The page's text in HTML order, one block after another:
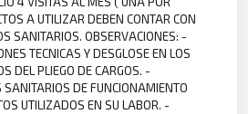
A UTILIZAR DEBEN CONTAR CON
SANITARIOS. OBSERVACIONES: -
TECNICAS Y DESGLOSE EN LOS
DEL PLIEGO DE CARGOS. -
SANITARIOS DE FUNCIONAMIENTO
UTILIZADOS EN SU LABOR. -